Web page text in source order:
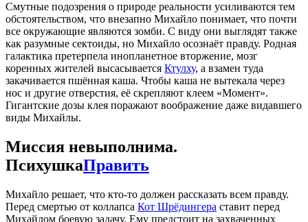
Смутные подозрения о природе реальности усиливаются тем
обстоятельством, что внезапно Михайло понимает, что почти
все окружающие являются зомби. С виду они выглядят также
как разумные сектоиды, но Михайло осознаёт правду. Родная
галактика претерпела инопланетное вторжение, мозг
коренных жителей высасывается Ктулху, а взамен туда
закачивается пшённая каша. Чтобы каша не вытекала через
нос и другие отверстия, её скрепляют клеем «Момент».
Гигантские дозы клея поражают воображение даже видавшего
виды Михайлы.
Миссия невыполнима.
ПсихушкаПравить
Михайло решает, что кто-то должен рассказать всем правду.
Перед смертью от коллапса Кот Шрёдингера ставит перед
Михайлом боевую задачу. Ему предстоит на захваченных